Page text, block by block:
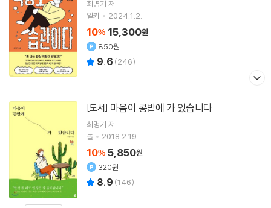
최명기 저
알키
2024.1.2.
10% 15,300원
850원
9.6 (246)
[도서] 마음이 콩밭에 가 있습니다
최명기 저
놀
2018.2.19.
10% 5,850원
320원
8.9 (146)